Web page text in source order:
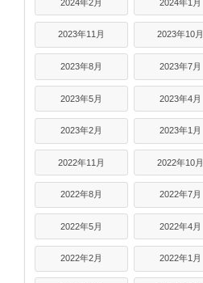
2024年2月 2024年1月
2023年11月 2023年10月
2023年8月 2023年7月
2023年5月 2023年4月
2023年2月 2023年1月
2022年11月 2022年10月
2022年8月 2022年7月
2022年5月 2022年4月
2022年2月 2022年1月